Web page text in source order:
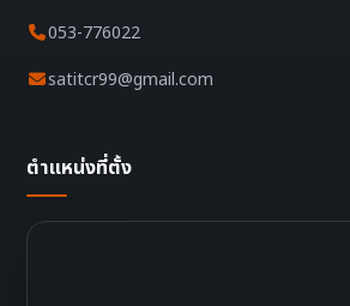
053-776022
satitcr99@gmail.com
ตำแหน่งที่ตั้ง